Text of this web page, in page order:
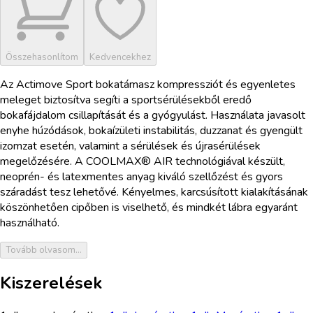
Összehasonlítom Kedvencekhez
Az Actimove Sport bokatámasz kompressziót és egyenletes
meleget biztosítva segíti a sportsérülésekből eredő
bokafájdalom csillapítását és a gyógyulást. Használata javasolt
enyhe húzódások, bokaízületi instabilitás, duzzanat és gyengült
izomzat esetén, valamint a sérülések és újrasérülések
megelőzésére. A COOLMAX® AIR technológiával készült,
neoprén- és latexmentes anyag kiváló szellőzést és gyors
száradást tesz lehetővé. Kényelmes, karcsúsított kialakításának
köszönhetően cipőben is viselhető, és mindkét lábra egyaránt
használható.
Tovább olvasom...
Kiszerelések